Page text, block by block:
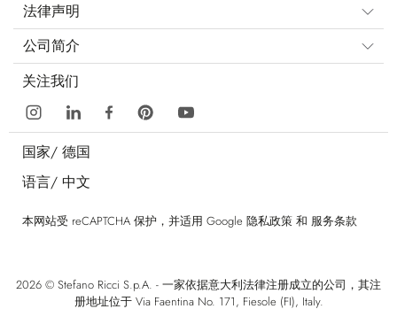
法律声明
公司简介
关注我们
国家/ 德国
语言/ 中文
本网站受 reCAPTCHA 保护，并适用 Google 隐私政策 和 服务条款
2026 © Stefano Ricci S.p.A. - 一家依据意大利法律注册成立的公司，其注
册地址位于 Via Faentina No. 171, Fiesole (FI), Italy.